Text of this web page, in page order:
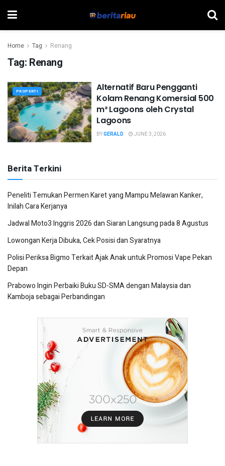
Home Tag Renang
Tag: Renang
PROPERTI
Alternatif Baru Pengganti
Kolam Renang Komersial 500
m² Lagoons oleh Crystal
Lagoons
BYGERALD JUNE 3, 2026
Berita Terkini
Peneliti Temukan Permen Karet yang Mampu Melawan Kanker,
Inilah Cara Kerjanya
Jadwal Moto3 Inggris 2026 dan Siaran Langsung pada 8 Agustus
Lowongan Kerja Dibuka, Cek Posisi dan Syaratnya
Polisi Periksa Bigmo Terkait Ajak Anak untuk Promosi Vape Pekan
Depan
Prabowo Ingin Perbaiki Buku SD-SMA dengan Malaysia dan
Kamboja sebagai Perbandingan